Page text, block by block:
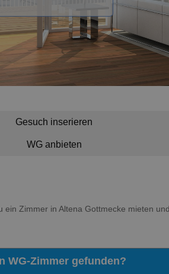
Gesuch inserieren
WG anbieten
Zimmer in Altena Gottmecke mieten
WG-Zimmer gefunden?